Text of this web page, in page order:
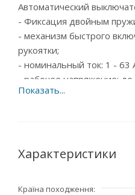
Автоматический
- Фиксация двойным
- механизм быстрого
рукоятки;
- номинальный ток: 1 - 63
- рабочее напряжение:
Страна производитель –
Характеристики
Країна походження